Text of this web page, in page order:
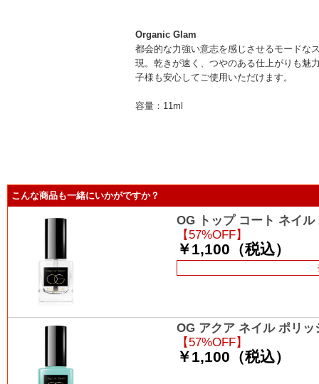
Organic Glam
都会的な力強い意志を感じさせるモードな
現。乾きが速く、つやのある仕上がりも魅
子様も安心してご使用いただけます。
容量：11ml
こんな商品も一緒にいかがですか？
OG トップ コート ネイ
【57%OFF】
￥1,100（税込）
OG アクア ネイル ポリッ
【57%OFF】
￥1,100（税込）